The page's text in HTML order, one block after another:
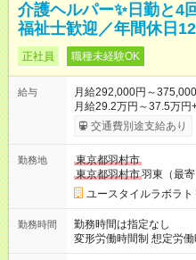
介護ヘルパー✨日勤と4
福祉士歓迎／年間休日
正社員 職種未経験OK
給与
月給292,000円～
月給29.2万円～37.5万
変動） 【無資格の方の入社後のモデル月収】 ［入社］ 無資
格・未経験／月収22.9
30.2万円 ［入社3年目以
37.5万円以上 ※経験・能力等を考慮。 【試用期間】試用期間あ
り 試用期間の長さ：2ヶ
す。
交通費別途支給あり
勤務地
東京都羽村市
東京都羽村市羽東（最寄
ユースタイルラボラ
勤務時間
勤務時間は指定なし
変形労働時間制 想定労働時間150時間/
00の間で7.5時間勤務／休憩1時間 【夜勤】